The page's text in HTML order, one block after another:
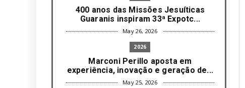
400 anos das Missões Jesuíticas
Guaranis inspiram 33ª Expotc...
May 26, 2026
2026
Marconi Perillo aposta em
experiência, inovação e geração de...
May 25, 2026